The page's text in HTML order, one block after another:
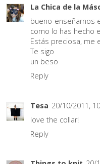
La Chica de la
bueno enseñarnos
como lo has hecho
Estás preciosa, me
Te sigo
un beso
Reply
Tesa 20/10/2011,
love the collar!
Reply